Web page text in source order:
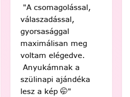
"A csomagolással,
válaszadással,
gyorsasággal
maximálisan meg
voltam elégedve.
Anyukámnak a
szülinapi ajándéka
lesz a kép 🤭"